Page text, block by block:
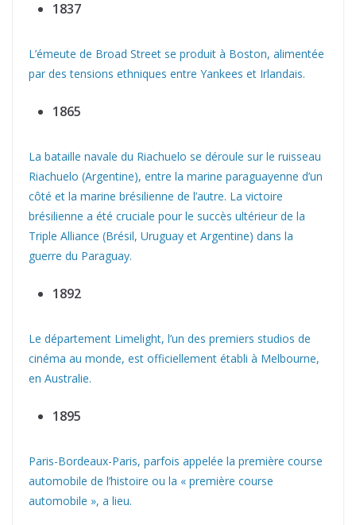
1837
L’émeute de Broad Street se produit à Boston, alimentée
par des tensions ethniques entre Yankees et Irlandais.
1865
La bataille navale du Riachuelo se déroule sur le ruisseau
Riachuelo (Argentine), entre la marine paraguayenne d’un
côté et la marine brésilienne de l’autre. La victoire
brésilienne a été cruciale pour le succès ultérieur de la
Triple Alliance (Brésil, Uruguay et Argentine) dans la
guerre du Paraguay.
1892
Le département Limelight, l’un des premiers studios de
cinéma au monde, est officiellement établi à Melbourne,
en Australie.
1895
Paris-Bordeaux-Paris, parfois appelée la première course
automobile de l’histoire ou la « première course
automobile », a lieu.